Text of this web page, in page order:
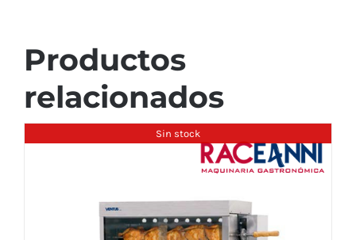
Productos
relacionados
Sin stock